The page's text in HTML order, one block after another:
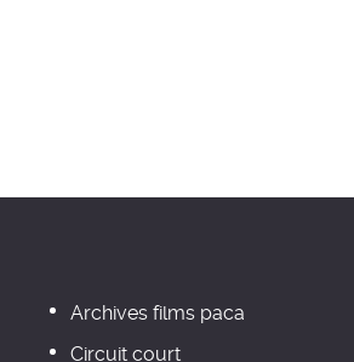
Archives films paca
Circuit court